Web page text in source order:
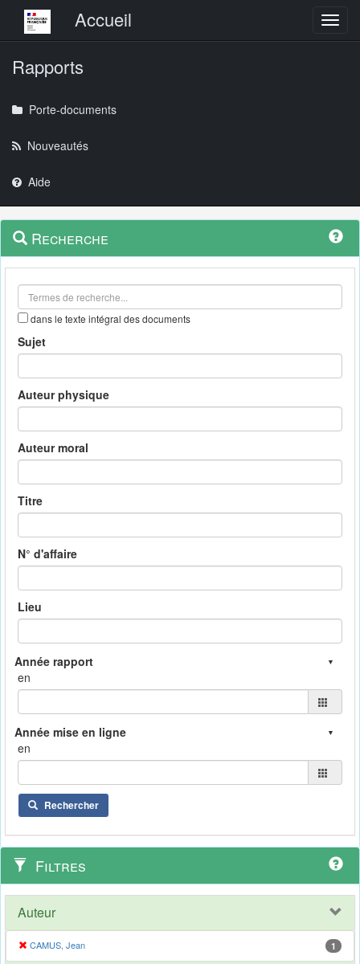
Menu principalAccueil
Rapports
Porte-documents
Nouveautés
Aide
Navigation
outils
Menu
contextuel
Recherche
dans le texte intégral des documents
Sujet
Auteur physique
Auteur moral
Titre
N° d'affaire
Lieu
en
en
Rechercher
Filtres
Auteur
CAMUS, Jean 1